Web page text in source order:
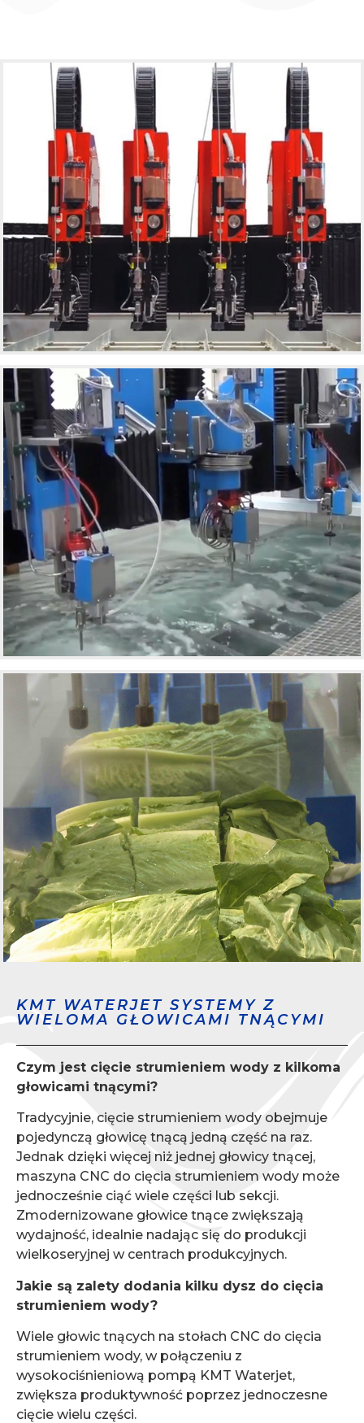
KMT WATERJET SYSTEMY Z
WIELOMA GŁOWICAMI TNĄCYMI
Czym jest cięcie strumieniem wody z kilkoma
głowicami tnącymi?
Tradycyjnie, cięcie strumieniem wody obejmuje
pojedynczą głowicę tnącą jedną część na raz.
Jednak dzięki więcej niż jednej głowicy tnącej,
maszyna CNC do cięcia strumieniem wody może
jednocześnie ciąć wiele części lub sekcji.
Zmodernizowane głowice tnące zwiększają
wydajność, idealnie nadając się do produkcji
wielkoseryjnej w centrach produkcyjnych.
Jakie są zalety dodania kilku dysz do cięcia
strumieniem wody?
Wiele głowic tnących na stołach CNC do cięcia
strumieniem wody, w połączeniu z
wysokociśnieniową pompą KMT Waterjet,
zwiększa produktywność poprzez jednoczesne
cięcie wielu części.